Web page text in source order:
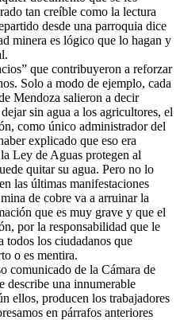
tan creíble como la lectura
desde una parroquia dice
minera es lógico que lo hagan y
que contribuyeron a reforzar
Solo a modo de ejemplo, cada
Mendoza salieron a decir
sin agua a los agricultores, el
como único administrador del
explicado que eso era
Ley de Aguas protegen al
quitar su agua. Pero no lo
las últimas manifestaciones
de cobre va a arruinar la
que es muy grave y que el
por la responsabilidad que le
todos los ciudadanos que
o es mentira.
comunicado de la Cámara de
describe una innumerable
ellos, producen los trabajadores
en párrafos anteriores